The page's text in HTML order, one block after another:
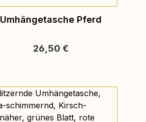
Umhängetasche Pferd
Regulärer Preis:
26,50 €